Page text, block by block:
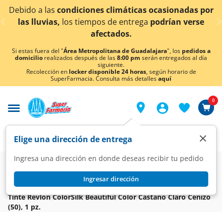
< div class="carousel-inner">
climáticas ocasionadas por
de entregapodrían verse
¡Ahora también en
Si estas fuera del "Área Metropolitana de Guadalajara", los pedidos a
domicilio realizados después de las8:00 pm serán entregados al día
siguiente.
Recolección en locker disponible 24 horas, según horario de
SuperFarmacia. Consulta más detallesaquí
Elige una dirección de entrega
Ingresa una dirección en donde deseas recibir tu pedido
Ingresar dirección
×
0
Super Higiene y Belleza
Cuidado del Cabello
Tintes
REVLON
Tinte Revlon ColorSilk Beautiful Color Castaño Claro Cenizo
(50), 1 pz.